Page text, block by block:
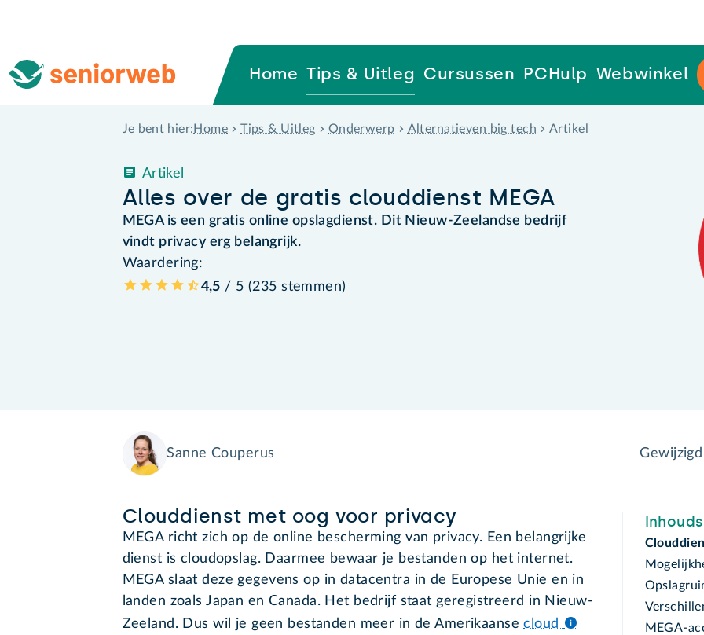
Home Tips & Uitleg Cursussen PCHulp Webwinkel
Je bent hier: Home Tips & Uitleg Onderwerp Alternatieven big tech Artikel
Alles over de gratis clouddienst MEGA
Artikel
MEGA is een gratis online opslagdienst. Dit Nieuw-Zeelandse bedrijf
vindt privacy erg belangrijk.
Waardering:
4,5 / 5 (235 stemmen)
Sanne Couperus
Clouddienst met oog voor privacy
MEGA richt zich op de online bescherming van privacy. Een belangrijke
dienst is cloudopslag. Daarmee bewaar je bestanden op het internet.
MEGA slaat deze gegevens op in datacentra in de Europese Unie en in
landen zoals Japan en Canada. Het bedrijf staat geregistreerd in Nieuw-
Zeeland. Dus wil je geen bestanden meer in de Amerikaansecloud
MEGA-